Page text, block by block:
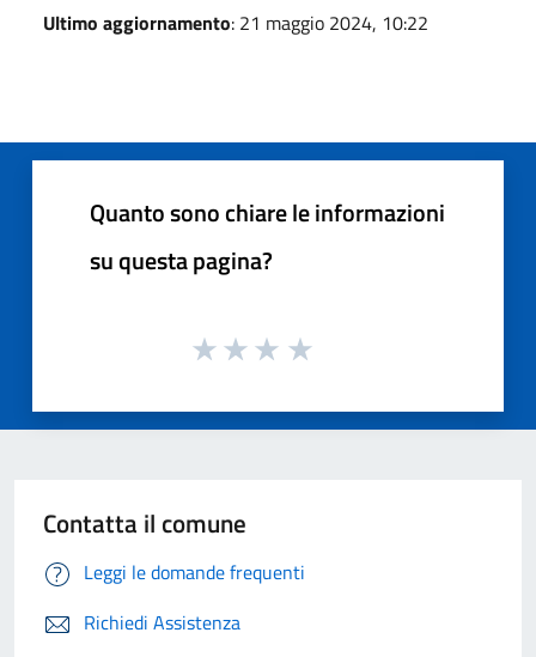
Ultimo aggiornamento: 21 maggio 2024, 10:22
Quanto sono chiare le informazioni
su questa pagina?
Contatta il comune
Leggi le domande frequenti
Richiedi Assistenza